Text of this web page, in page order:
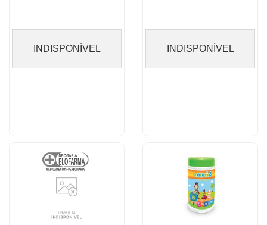
INDISPONÍVEL INDISPONÍVEL